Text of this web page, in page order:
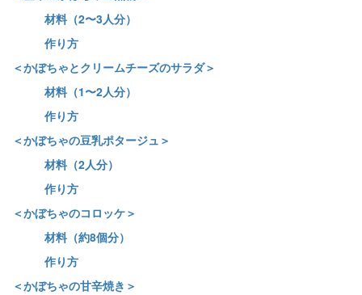
材料（2〜3人分）
作り方
＜かぼちゃとクリームチーズのサラダ＞
材料（1〜2人分）
作り方
＜かぼちゃの豆乳ポタージュ＞
材料（2人分）
作り方
＜かぼちゃのコロッケ＞
材料（約8個分）
作り方
＜かぼちゃの甘辛焼き＞